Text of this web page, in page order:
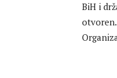
BiH i